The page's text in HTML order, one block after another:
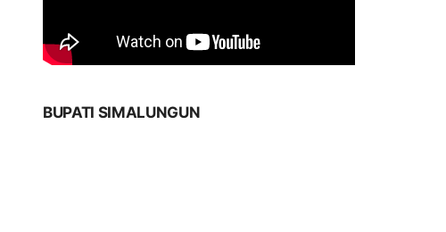
BUPATI SIMALUNGUN